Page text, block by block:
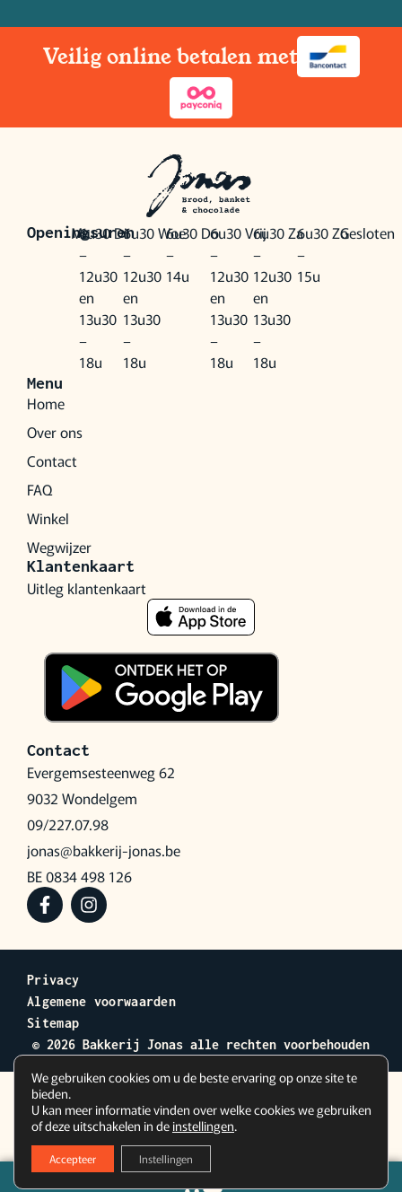
Veilig online betalen met
Openingsuren
Ma6u30
–
12u30
en
13u30
–
18u
Di6u30
–
12u30
en
13u30
–
18u
Woe
6u30
–
14u
Do6u30
–
12u30
en
13u30
–
18u
Vrij
6u30
–
12u30
en
13u30
–
18u
Za6u30
–
15u
ZoGesloten
Menu
Home
Over ons
Contact
FAQ
Winkel
Wegwijzer
Klantenkaart
Uitleg klantenkaart
Contact
Evergemsesteenweg 62
9032 Wondelgem
09/227.07.98
jonas@bakkerij-jonas.be
BE 0834 498 126
© 2026 Bakkerij Jonas alle rechten voorbehouden
Privacy
Algemene voorwaarden
Sitemap
0
We gebruiken cookies om u de beste ervaring op onze site te
bieden.
U kan meer informatie vinden over welke cookies we gebruiken
of deze uitschakelen in de instellingen.
Accepteer Instellingen